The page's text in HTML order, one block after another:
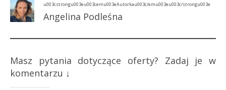
u003cstrongu003eu003cemu003eAutorkau003c/emu003eu003c/strongu003e
Angelina Podleśna
Masz pytania dotyczące oferty? Zadaj je w
komentarzu ↓